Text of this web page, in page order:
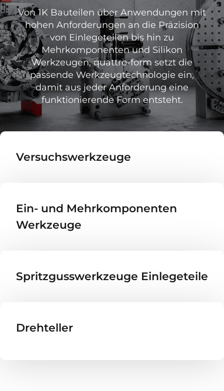
Von 1K Bauteilen über Anwendungen mit
hohen Anforderungen an die Präzision
von Einlegeteilen bis hin zu
Mehrkomponenten und Silikon
Werkzeugen, quattro-form setzt die
passende Werkzeugtechnologie ein,
damit aus jeder Anforderung eine
funktionierende Form entsteht.
Versuchswerkzeuge
Ein- und Mehr­kom­po­nenten
Werkzeuge
Spritzgusswerkzeuge Einlegeteile
Drehteller